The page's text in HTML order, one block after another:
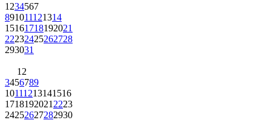
1 234567
891011121314
15161718192021
22232425262728
293031
1 2
3456789
10111213141516
1718192021 2223
24252627282930